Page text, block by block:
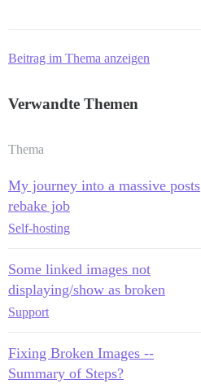
Beitrag im Thema anzeigen
Verwandte Themen
Thema
My journey into a massive posts
rebake job
Self-hosting
Some linked images not
displaying/show as broken
Support
Fixing Broken Images --
Summary of Steps?